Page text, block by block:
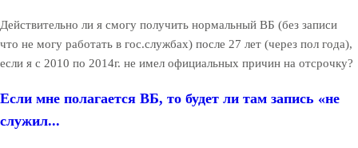
Действительно ли я смогу получить нормальный ВБ (без записи
что не могу работать в гос.службах) после 27 лет (через пол года),
если я с 2010 по 2014г. не имел официальных причин на отсрочку?
Если мне полагается ВБ, то будет ли там запись «не
служил...